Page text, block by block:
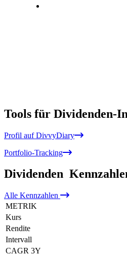
Tools für Dividenden-
Profil auf DivvyDiary
Portfolio-Tracking
Dividenden
Alle Kennzahlen
METRIK
Kurs
Rendite
Intervall
CAGR 3Y